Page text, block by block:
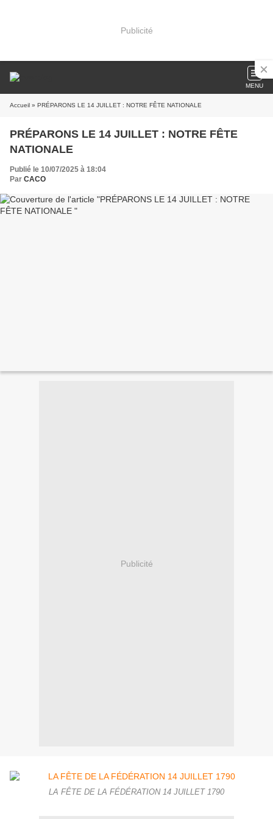
Publicité
MENU
Accueil » PRÉPARONS LE 14 JUILLET : NOTRE FÊTE NATIONALE
PRÉPARONS LE 14 JUILLET : NOTRE FÊTE
NATIONALE
Publié le 10/07/2025 à 18:04
Par CACO
Publicité
LA FÊTE DE LA FÉDÉRATION 14 JUILLET 1790